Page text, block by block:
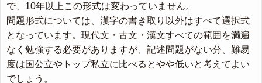
で、10年以上この形式は変わっていません。
問題形式については、漢字の書き取り以外はすべて選択式
となっています。現代文・古文・漢文すべての範囲を満遍
なく勉強する必要がありますが、記述問題がない分、難易
度は国公立やトップ私立に比べるとやや低いと考えてよい
でしょう。